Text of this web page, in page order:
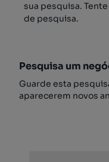
sua pesquisa.
de pesquisa.
Pesquisa um
Guarde esta
aparecerem novos